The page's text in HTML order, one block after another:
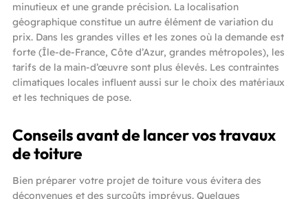
minutieux et une grande précision. La localisation
géographique constitue un autre élément de variation du
prix. Dans les grandes villes et les zones où la demande est
forte (Île-de-France, Côte d’Azur, grandes métropoles), les
tarifs de la main-d’œuvre sont plus élevés. Les contraintes
climatiques locales influent aussi sur le choix des matériaux
et les techniques de pose.
Conseils avant de lancer vos travaux
de toiture
Bien préparer votre projet de toiture vous évitera des
déconvenues et des surcoûts imprévus. Quelques